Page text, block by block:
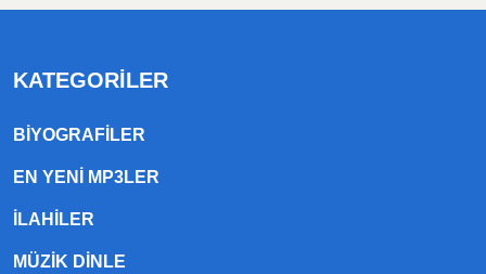
KATEGORILER
BIYOGRAFILER
EN YENI MP3LER
ILAHILER
MÜZIK DINLE